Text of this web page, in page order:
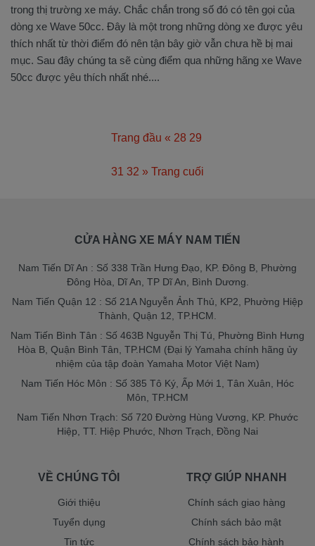
trong thị trường xe máy. Chắc chắn trong số đó có tên gọi của
dòng xe Wave 50cc. Đây là một trong những dòng xe được yêu
thích nhất từ thời điểm đó nên tận bây giờ vẫn chưa hề bị mai
mục. Sau đây chúng ta sẽ cùng điểm qua những hãng xe Wave
50cc được yêu thích nhất nhé....
Trang đầu « 28 29
31 32 » Trang cuối
CỬA HÀNG XE MÁY NAM TIẾN
Nam Tiến Dĩ An : Số 338 Trần Hưng Đạo, KP. Đông B, Phường
Đông Hòa, Dĩ An, TP Dĩ An, Bình Dương.
Nam Tiến Quận 12 : Số 21A Nguyễn Ảnh Thủ, KP2, Phường Hiệp
Thành, Quận 12, TP.HCM.
Nam Tiến Bình Tân : Số 463B Nguyễn Thị Tú, Phường Bình Hưng
Hòa B, Quận Bình Tân, TP.HCM (Đại lý Yamaha chính hãng ủy
nhiệm của tập đoàn Yamaha Motor Việt Nam)
Nam Tiến Hóc Môn : Số 385 Tô Ký, Ấp Mới 1, Tân Xuân, Hóc
Môn, TP.HCM
Nam Tiến Nhơn Trạch: Số 720 Đường Hùng Vương, KP. Phước
Hiệp, TT. Hiệp Phước, Nhơn Trạch, Đồng Nai
VỀ CHÚNG TÔI
Giới thiệu
Tuyển dụng
Tin tức
TRỢ GIÚP NHANH
Chính sách giao hàng
Chính sách bảo mật
Chính sách bảo hành